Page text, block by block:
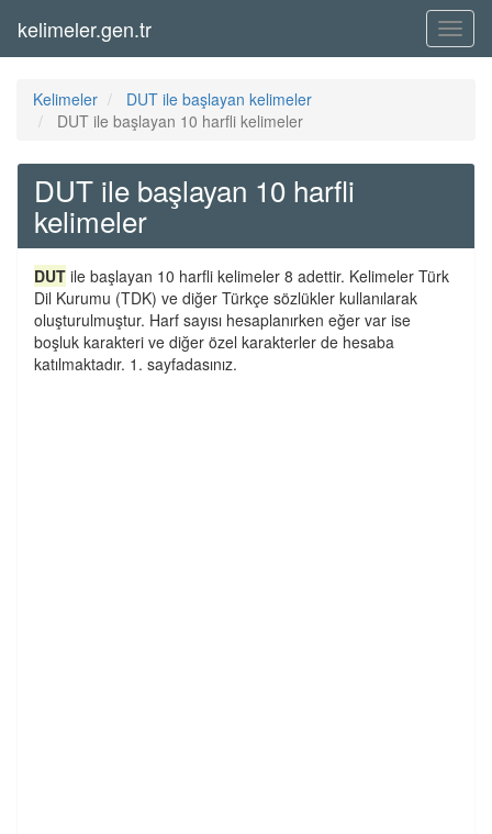
Menü
kelimeler.gen.tr
Kelimeler
DUT ile başlayan kelimeler
DUT ile başlayan 10 harfli kelimeler
DUT ile başlayan 10 harfli
kelimeler
DUT ile başlayan 10 harfli kelimeler 8 adettir. Kelimeler Türk
Dil Kurumu (TDK) ve diğer Türkçe sözlükler kullanılarak
oluşturulmuştur. Harf sayısı hesaplanırken eğer var ise
boşluk karakteri ve diğer özel karakterler de hesaba
katılmaktadır. 1. sayfadasınız.